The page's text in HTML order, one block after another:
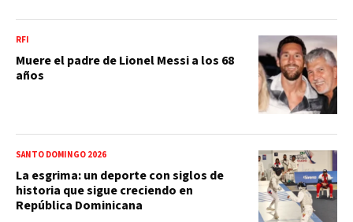
RFI
Muere el padre de Lionel Messi a los 68
años
SANTO DOMINGO 2026
La esgrima: un deporte con siglos de
historia que sigue creciendo en
República Dominicana